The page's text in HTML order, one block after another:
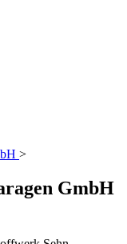
>
GmbH